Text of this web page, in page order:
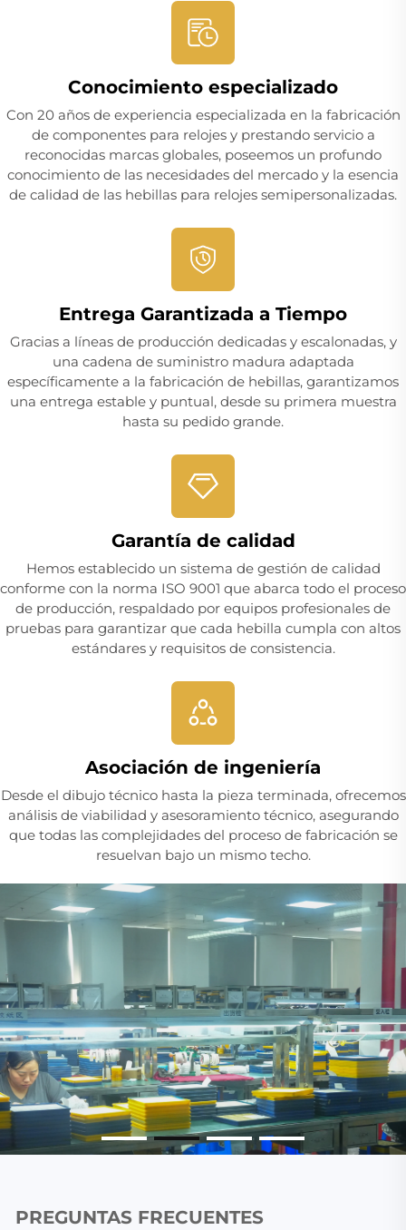
Conocimiento especializado
Con 20 años de experiencia especializada en la fabricación
de componentes para relojes y prestando servicio a
reconocidas marcas globales, poseemos un profundo
conocimiento de las necesidades del mercado y la esencia
de calidad de las hebillas para relojes semipersonalizadas.
Entrega Garantizada a Tiempo
Gracias a líneas de producción dedicadas y escalonadas, y
una cadena de suministro madura adaptada
específicamente a la fabricación de hebillas, garantizamos
una entrega estable y puntual, desde su primera muestra
hasta su pedido grande.
Garantía de calidad
Hemos establecido un sistema de gestión de calidad
conforme con la norma ISO 9001 que abarca todo el proceso
de producción, respaldado por equipos profesionales de
pruebas para garantizar que cada hebilla cumpla con altos
estándares y requisitos de consistencia.
Asociación de ingeniería
Desde el dibujo técnico hasta la pieza terminada, ofrecemos
análisis de viabilidad y asesoramiento técnico, asegurando
que todas las complejidades del proceso de fabricación se
resuelvan bajo un mismo techo.
PREGUNTAS FRECUENTES